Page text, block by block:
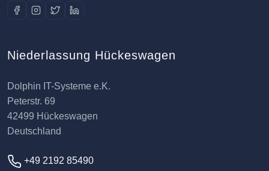
Niederlassung Hückeswagen
Dolphin IT-Systeme e.K.
Peterstr. 69
42499 Hückeswagen
Deutschland
+49 2192 85490